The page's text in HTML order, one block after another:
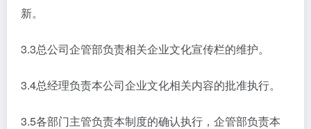
新。
3.3总公司企管部负责相关企业文化宣传栏的维护。
3.4总经理负责本公司企业文化相关内容的批准执行。
3.5各部门主管负责本制度的确认执行，企管部负责本